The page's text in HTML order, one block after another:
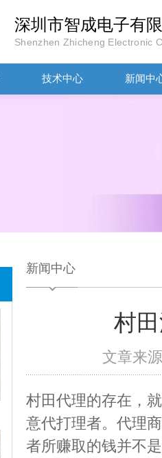
深圳市智成电子有
Shenzhen Zhicheng Electronic
技术中心 新闻中
新闻中心
村
文章来
村田代理的存在，
意代打理者。代理
者所赚取的钱并不